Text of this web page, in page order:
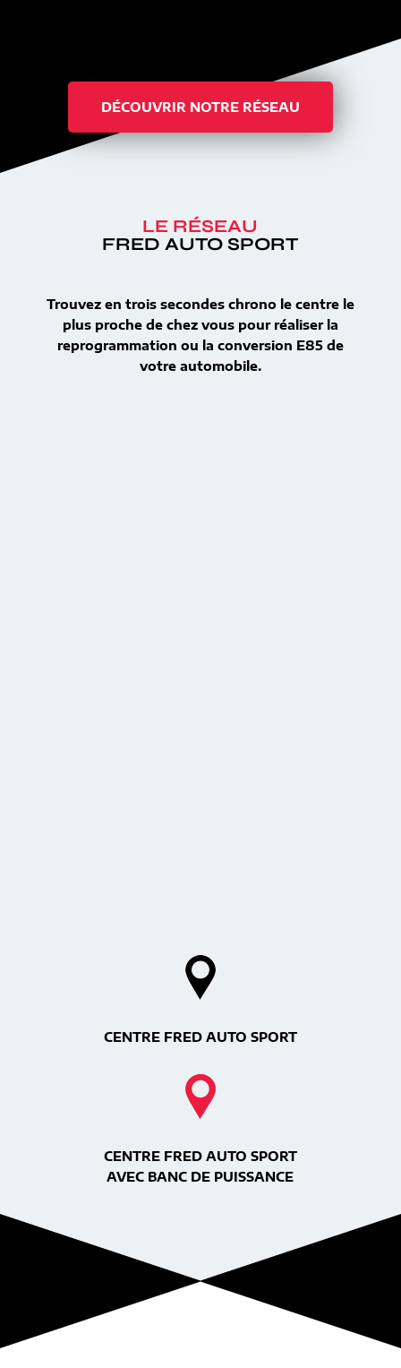
DÉCOUVRIR NOTRE RÉSEAU
LE RÉSEAU
FRED AUTO SPORT
Trouvez en trois secondes chrono le centre le
plus proche de chez vous pour réaliser la
reprogrammation ou la conversion E85 de
votre automobile.
CENTRE FRED AUTO SPORT
CENTRE FRED AUTO SPORT
AVEC BANC DE PUISSANCE